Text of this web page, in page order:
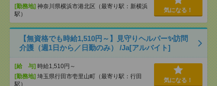
[勤務地] 神奈川県横浜市港北区（最寄り駅：新横浜
駅）
気になる！
【無資格でも時給1,510円～】見守りヘルパー✨訪問
介護（週1日から／日勤のみ） /Ja[アルバイト]
[給 与] 時給1,510円～
[勤務地] 埼玉県行田市壱里山町（最寄り駅：行田
駅）
気になる！